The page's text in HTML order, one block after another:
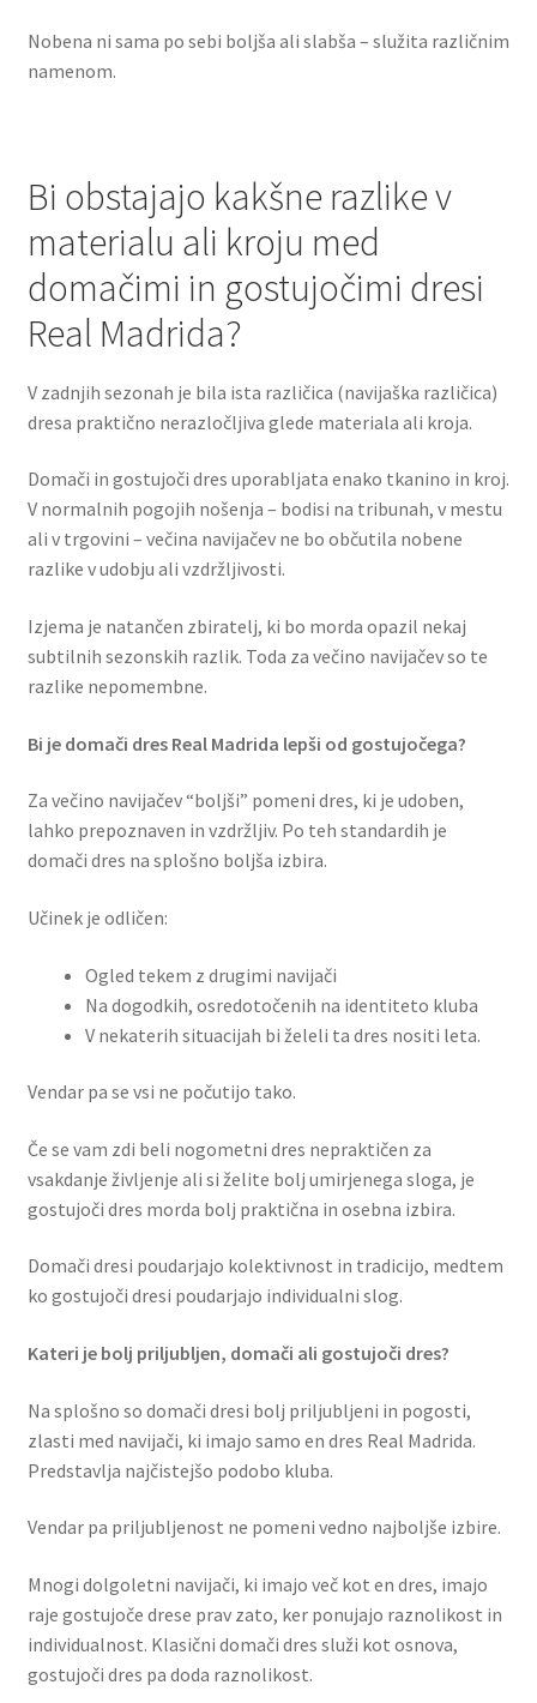
Nobena ni sama po sebi boljša ali slabša – služita različnim
namenom.
Bi obstajajo kakšne razlike v
materialu ali kroju med
domačimi in gostujočimi dresi
Real Madrida?
V zadnjih sezonah je bila ista različica (navijaška različica)
dresa praktično nerazločljiva glede materiala ali kroja.
Domači in gostujoči dres uporabljata enako tkanino in kroj.
V normalnih pogojih nošenja – bodisi na tribunah, v mestu
ali v trgovini – večina navijačev ne bo občutila nobene
razlike v udobju ali vzdržljivosti.
Izjema je natančen zbiratelj, ki bo morda opazil nekaj
subtilnih sezonskih razlik. Toda za večino navijačev so te
razlike nepomembne.
Bi je domači dres Real Madrida lepši od gostujočega?
Za večino navijačev “boljši” pomeni dres, ki je udoben,
lahko prepoznaven in vzdržljiv. Po teh standardih je
domači dres na splošno boljša izbira.
Učinek je odličen:
Ogled tekem z drugimi navijači
Na dogodkih, osredotočenih na identiteto kluba
V nekaterih situacijah bi želeli ta dres nositi leta.
Vendar pa se vsi ne počutijo tako.
Če se vam zdi beli nogometni dres nepraktičen za
vsakdanje življenje ali si želite bolj umirjenega sloga, je
gostujoči dres morda bolj praktična in osebna izbira.
Domači dresi poudarjajo kolektivnost in tradicijo, medtem
ko gostujoči dresi poudarjajo individualni slog.
Kateri je bolj priljubljen, domači ali gostujoči dres?
Na splošno so domači dresi bolj priljubljeni in pogosti,
zlasti med navijači, ki imajo samo en dres Real Madrida.
Predstavlja najčistejšo podobo kluba.
Vendar pa priljubljenost ne pomeni vedno najboljše izbire.
Mnogi dolgoletni navijači, ki imajo več kot en dres, imajo
raje gostujoče drese prav zato, ker ponujajo raznolikost in
individualnost. Klasični domači dres služi kot osnova,
gostujoči dres pa doda raznolikost.